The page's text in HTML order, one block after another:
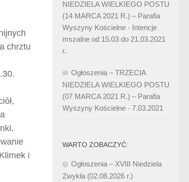
chrztu
i
NIEDZIELA WIELKIEGO POSTU
(14 MARCA 2021 R.) – Parafia
Wyszyny Kościelne - Intencje
mszalne od 15.03 do 21.03.2021
r.
Ogłoszenia – TRZECIA
NIEDZIELA WIELKIEGO POSTU
(07 MARCA 2021 R.) – Parafia
Wyszyny Kościelne - 7.03.2021
WARTO ZOBACZYĆ:
Ogłoszenia – XVIII Niedziela
Zwykła (02.08.2026 r.)